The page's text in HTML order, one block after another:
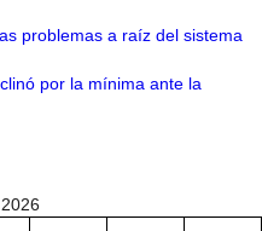
problemas a raíz del sistema
por la mínima ante la